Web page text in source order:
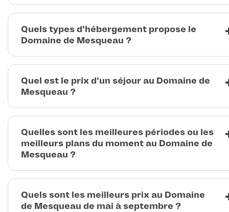
Quels types d'hébergement propose le
Domaine de Mesqueau ?
Quel est le prix d'un séjour au Domaine de
Mesqueau ?
Quelles sont les meilleures périodes ou les
meilleurs plans du moment au Domaine de
Mesqueau ?
Quels sont les meilleurs prix au Domaine
de Mesqueau de mai à septembre ?